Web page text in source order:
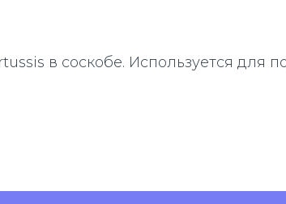
в соскобе. Используется для